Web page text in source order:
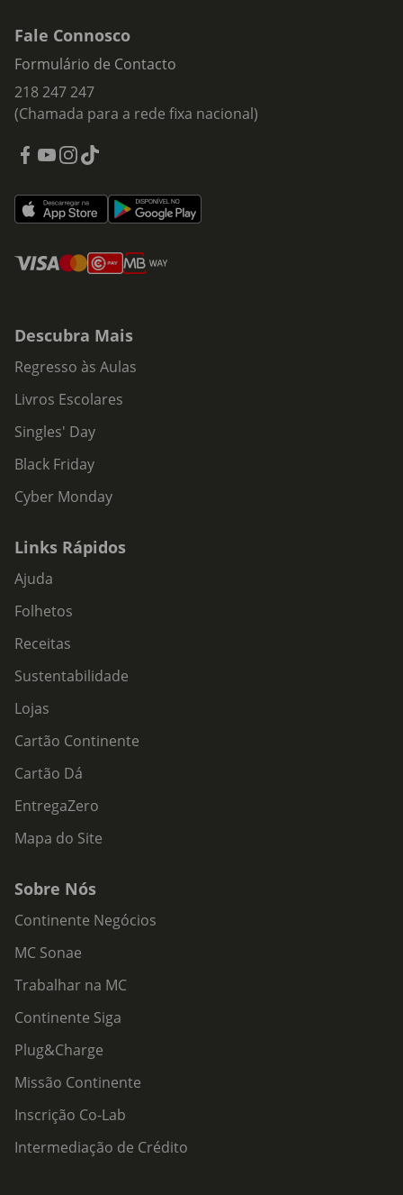
Fale Connosco
Formulário de Contacto
218 247 247
(Chamada para a rede fixa nacional)
Descubra Mais
Regresso às Aulas
Livros Escolares
Singles' Day
Black Friday
Cyber Monday
Links Rápidos
Ajuda
Folhetos
Receitas
Sustentabilidade
Lojas
Cartão Continente
Cartão Dá
EntregaZero
Mapa do Site
Sobre Nós
Continente Negócios
MC Sonae
Trabalhar na MC
Continente Siga
Plug&Charge
Missão Continente
Inscrição Co-Lab
Intermediação de Crédito